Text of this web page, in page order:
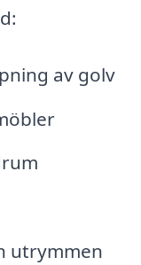
av golv
utrymmen